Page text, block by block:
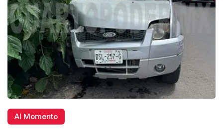
Al Momento